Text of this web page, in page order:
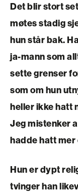
Det blir stort
møtes stadig
hun står bak.
ja-mann som
sette grenser
som om hun
heller ikke hatt
Jeg mistenker
hadde hatt
Hun er dypt
tvinger han